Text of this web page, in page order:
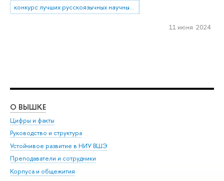
конкурс лучших русскоязычных научных работ
11 июня 2024
О ВЫШКЕ
Цифры и факты
Руководство и структура
Устойчивое развитие в НИУ ВШЭ
Преподаватели и сотрудники
Корпуса и общежития